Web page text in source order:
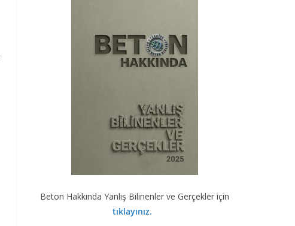
Beton Hakkında Yanlış Bilinenler ve Gerçekler için
tıklayınız.